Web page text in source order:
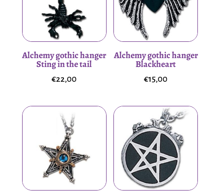
Alchemy gothic hanger
Sting in the tail
€22,00
Alchemy gothic hanger
Blackheart
€15,00